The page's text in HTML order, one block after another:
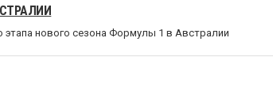
нового сезона Формулы 1 в Австралии